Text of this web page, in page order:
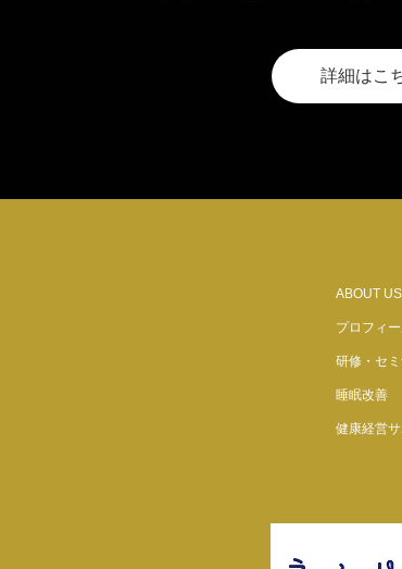
詳細はこ
ABOUT US
プロフィ
研修・セ
睡眠改善
健康経営サ